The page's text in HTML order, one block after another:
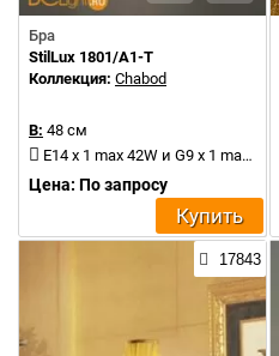
Бра
StilLux 1801/A1-T
Коллекция: Chabod
В: 48 см
E14 x 1 max 42W и G9 x 1 max 18W
Цена: По запросу
Купить
17843